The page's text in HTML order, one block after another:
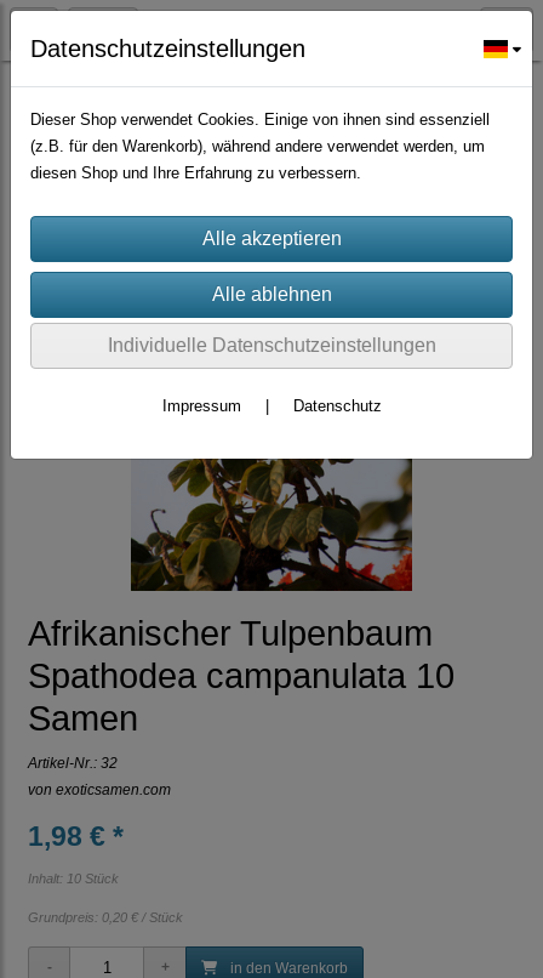
Bäume Sträucher Nadelbäume, Palmen
Afrikanischer Tulpenbaum
Spathodea campanulata 10
Samen
Artikel-Nr.: 32
von exoticsamen.com
1,98 € *
Inhalt: 10 Stück
Grundpreis: 0,20 € / Stück
in den Warenkorb
Datenschutzeinstellungen
Dieser Shop verwendet Cookies. Einige von ihnen sind essenziell
(z.B. für den Warenkorb), während andere verwendet werden, um
diesen Shop und Ihre Erfahrung zu verbessern.
Individuelle Datenschutzeinstellungen
Impressum Datenschutz